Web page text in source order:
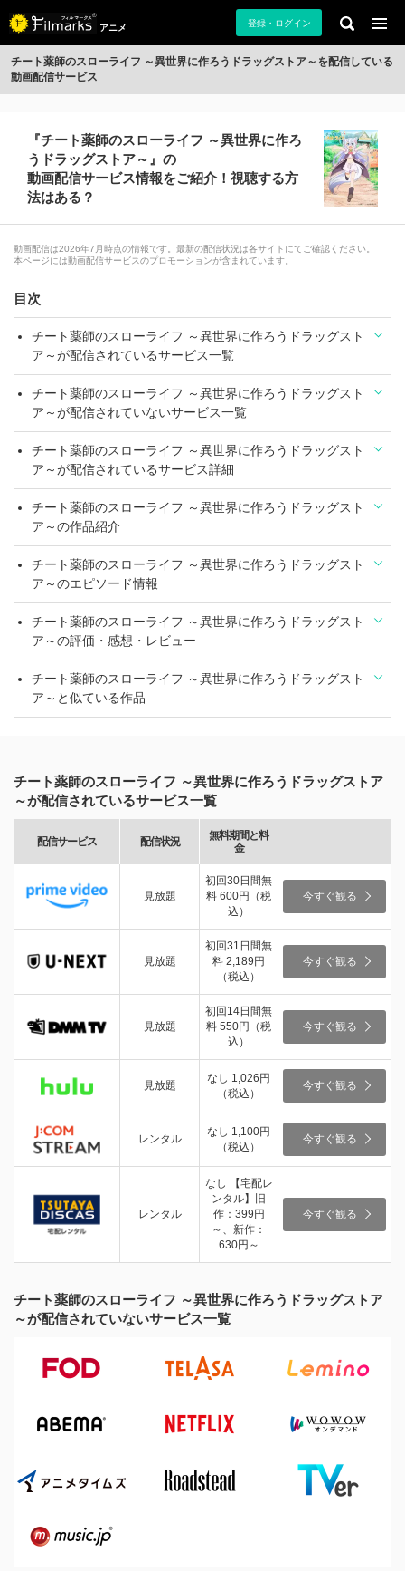
アニメ 登録・ログイン
チート薬師のスローライフ ～異世界に作ろうドラッグストア～を配信している
動画配信サービス
『チート薬師のスローライフ ～異世界に作ろ
うドラッグストア～』の
動画配信サービス情報をご紹介！視聴する方
法はある？
動画配信は2026年7月時点の情報です。最新の配信状況は各サイトにてご確認ください。
本ページには動画配信サービスのプロモーションが含まれています。
目次
チート薬師のスローライフ ～異世界に作ろうドラッグスト
ア～が配信されているサービス一覧
チート薬師のスローライフ ～異世界に作ろうドラッグスト
ア～が配信されていないサービス一覧
チート薬師のスローライフ ～異世界に作ろうドラッグスト
ア～が配信されているサービス詳細
チート薬師のスローライフ ～異世界に作ろうドラッグスト
ア～の作品紹介
チート薬師のスローライフ ～異世界に作ろうドラッグスト
ア～のエピソード情報
チート薬師のスローライフ ～異世界に作ろうドラッグスト
ア～の評価・感想・レビュー
チート薬師のスローライフ ～異世界に作ろうドラッグスト
ア～と似ている作品
チート薬師のスローライフ ～異世界に作ろうドラッグストア
～が配信されているサービス一覧
配信サービス 配信状況
無料期間と料
金
見放題
初回30日間無
料 600円（税
込）
今すぐ観る
見放題
初回31日間無
料 2,189円
（税込）
今すぐ観る
見放題
初回14日間無
料 550円（税
込）
今すぐ観る
見放題
なし 1,026円
（税込）
今すぐ観る
レンタル
なし 1,100円
（税込）
今すぐ観る
レンタル
なし 【宅配レ
ンタル】旧
作：399円
～、新作：
630円～
今すぐ観る
チート薬師のスローライフ ～異世界に作ろうドラッグストア
～が配信されていないサービス一覧